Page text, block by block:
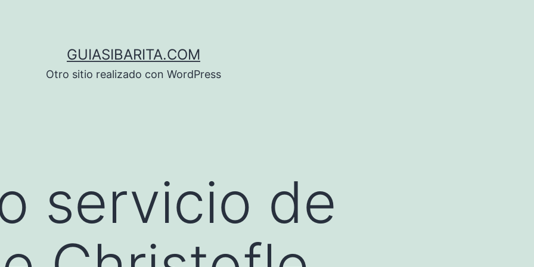
GUIASIBARITA.COM
Otro sitio realizado con WordPress
servicio de